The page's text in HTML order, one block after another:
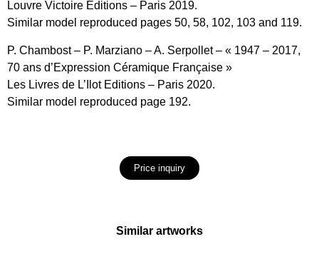
Louvre Victoire Éditions – Paris 2019.
Similar model reproduced pages 50, 58, 102, 103 and 119.
P. Chambost – P. Marziano – A. Serpollet – « 1947 – 2017,
70 ans d’Expression Céramique Française »
Les Livres de L’Ilot Editions – Paris 2020.
Similar model reproduced page 192.
Price inquiry
Similar artworks